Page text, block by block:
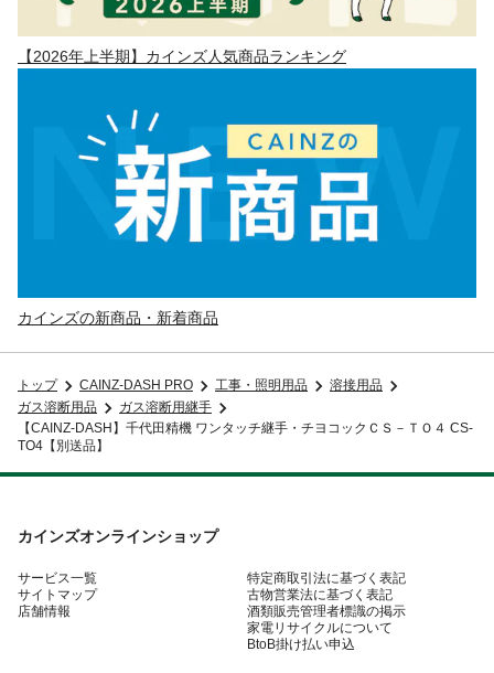
【2026年上半期】カインズ人気商品ランキング
カインズの新商品・新着商品
トップ CAINZ-DASH PRO 工事・照明用品
溶接用品
ガス溶断用品
ガス溶断用継手
【CAINZ-DASH】千代田精機 ワンタッチ継手・チヨコックＣＳ－ＴＯ４ CS-
TO4【別送品】
カインズオンラインショップ
サービス一覧
サイトマップ
店舗情報
特定商取引法に基づく表記
古物営業法に基づく表記
酒類販売管理者標識の掲示
家電リサイクルについて
BtoB掛け払い申込